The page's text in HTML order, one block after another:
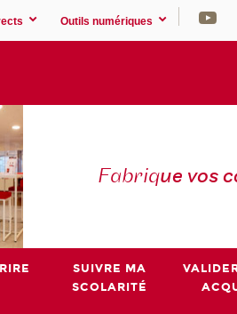
Outils numériques
Fabrique vos
SUIVRE MA
SCOLARITÉ